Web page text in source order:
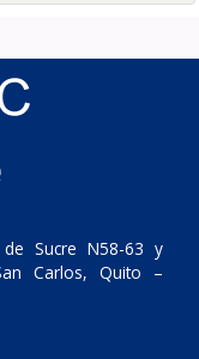
Sucre N58-63 y
Carlos, Quito –